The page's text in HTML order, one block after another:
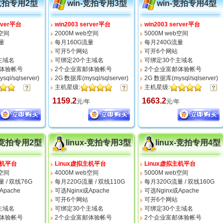
专用2型
平台
间
域名
验帐号
sqlserver)
win-竞拍专用3型
win2003 server平台
2000M web空间
每月160G流量
可开5个网站
可绑定20个主域名
2个企业富邮体验帐号
2G 数据库(mysql/sqlserver)
主机星级:
1159.2元/年
win-竞拍专用4型
win2003 server平台
5000M web空间
每月240G流量
可开6个网站
可绑定30个主域名
2个企业富邮体验帐号
2G 数据库(mysql/sqlserver)
主机星级:
1663.2元/年
拍专用2型
平台
间
/ 双线76G
域名
验帐号
linux-竞拍专用3型
Linux虚拟主机平台
4000M web空间
每月220G流量 / 双线110G
可选Nginx或Apache
可开6个网站
可绑定30个主域名
2个企业富邮体验帐号
linux-竞拍专用4型
Linux虚拟主机平台
5000M web空间
每月320G流量 / 双线160G
可选Nginx或Apache
可开6个网站
可绑定30个主域名
2个企业富邮体验帐号